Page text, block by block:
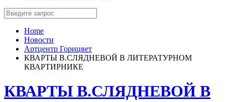
Home
Новости
Артцентр Горицвет
КВАРТЫ В.СЛЯДНЕВОЙ В ЛИТЕРАТУРНОМ
КВАРТИРНИКЕ
КВАРТЫ В.СЛЯДНЕВОЙ В